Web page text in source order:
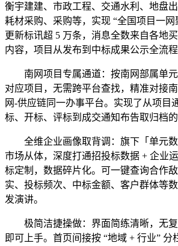
衡宇建建、市政工程、交通水利、地盘
耗材采购、采购等，实现 “全国项目一网
更新标讯超 5 万条，消息全数来自各地
内容，项目从发布到中标成果公示全流程
南网项目专属通道：按南网部属单元
对应项目，无需跨平台查找，精准对接
网-供应链同一办事平台。实现了从项目
标、开标、评标到成交通知布告取归档
全维企业画像取背调：旗下「单元数
市场从体，深度打通招投标数据 + 企业
标定制，数据碎片化。可一键查询合作
实、投标频次、中标金额、客户群体等
发演讲。
极简洁捷操做：界面简练清晰，无复
即可上手。首页间接按 “地域 + 行业” 分